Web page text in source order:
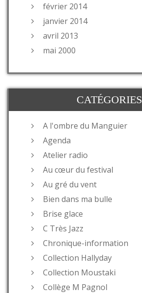
février 2014
janvier 2014
avril 2013
mai 2000
CATÉGORIES
A l'ombre du Manguier
Agenda
Atelier radio
Au cœur du festival
Au gré du vent
Bien dans ma bulle
Brise glace
C Très Jazz
Chronique-information
Collection Hallyday
Collection Moustaki
Collège M Pagnol